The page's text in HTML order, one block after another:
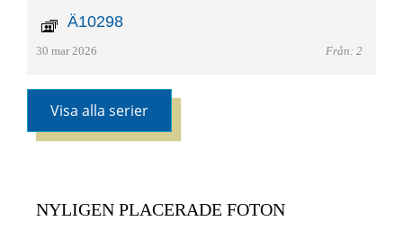
Ä10298
30 mar 2026 Från: 2
Visa alla serier
NYLIGEN PLACERADE FOTON